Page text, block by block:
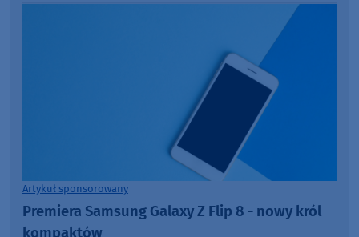
Artykuł sponsorowany
Premiera Samsung Galaxy Z Flip 8 - nowy król
kompaktów